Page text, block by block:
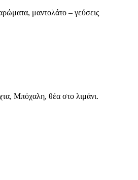
μαντολάτο – γεύσεις
Μπόχαλη, θέα στο λιμάνι.